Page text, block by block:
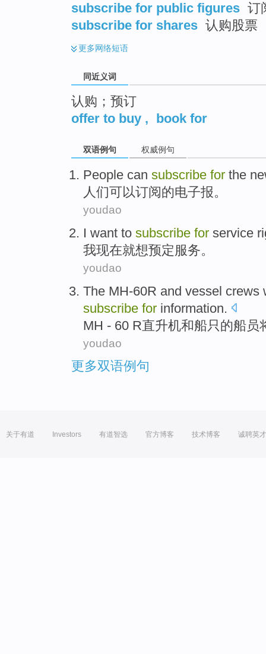
subscribe for public figures 订
subscribe for shares 认购股票
更多网络短语
同近义词
认购；预订
offer to buy , book for
双语例句 权威例句
People can subscribe for the
人们可以订阅的电子报。
youdao
I want to subscribe for service
我现在就想预定服务。
youdao
The MH-60R and vessel crews
subscribe for information.
MH - 60 R直升机和船只 的船员
youdao
更多双语例句
关于有道 Investors 有道智选 官方博客 技术博客 诚聘英才